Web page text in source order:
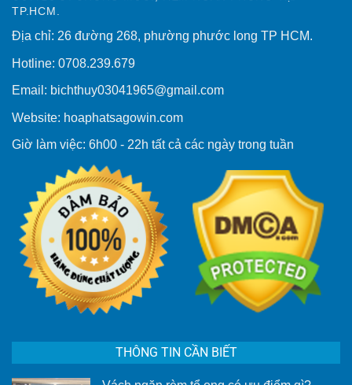
TP.HCM.
Địa chỉ: 26 đường 268, phường phước long TP HCM.
Hotline: 0708.239.679
Email: bichthuy03041965@gmail.com
Website: hoaphatsagowin.com
Giờ làm việc: 6h00 - 22h tất cả các ngày trong tuần
THÔNG TIN CẦN BIẾT